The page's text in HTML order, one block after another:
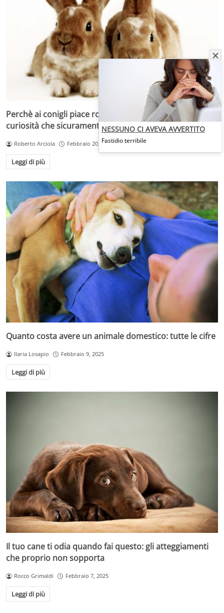
Perchè ai conigli piace rosicchiare carta e cartone: la
curiosità che sicuramente non sai
Roberto Arciola Febbraio 20, 2025
Leggi di più
Quanto costa avere un animale domestico: tutte le cifre
Ilaria Losapio Febbraio 9, 2025
Leggi di più
Il tuo cane ti odia quando fai questo: gli atteggiamenti
che proprio non sopporta
Rocco Grimaldi Febbraio 7, 2025
Leggi di più
NESSUNO CI AVEVA AVVERTITO
Fastidio terribile